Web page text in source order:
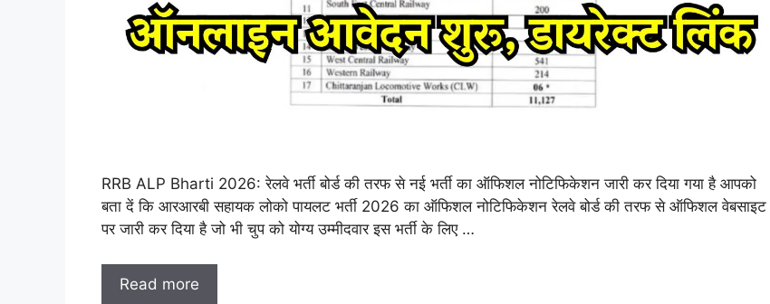
RRB ALP Bharti 2026: रेलवे भर्ती बोर्ड की तरफ से नई भर्ती का ऑफिशल नोटिफिकेशन जारी कर दिया गया है आपको
बता दें कि आरआरबी सहायक लोको पायलट भर्ती 2026 का ऑफिशल नोटिफिकेशन रेलवे बोर्ड की तरफ से ऑफिशल वेबसाइट
पर जारी कर दिया है जो भी चुप को योग्य उम्मीदवार इस भर्ती के लिए …
Read more